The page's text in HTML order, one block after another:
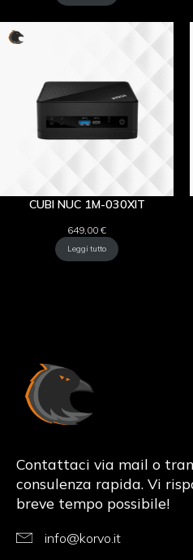
CUBI NUC 1M-030XIT
649,00 €
Leggi tutto
Contattaci via mail o
consulenza rapida. Vi
breve tempo possibile!
info@korvo.it